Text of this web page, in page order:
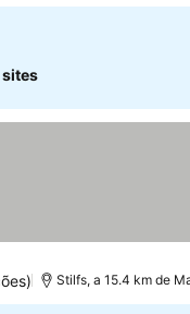
sites
preços
Stilfs, a 15.4 km de